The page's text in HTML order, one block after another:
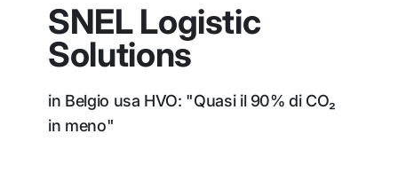
SNEL Logistic
Solutions
in Belgio usa HVO: "Quasi il 90% di CO₂
in meno"